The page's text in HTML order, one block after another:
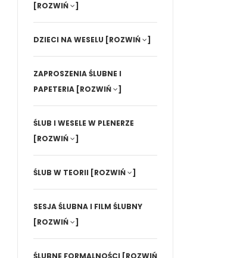
[ROZWIŃ
]
DZIECI NA WESELU [ROZWIŃ ]
ZAPROSZENIA ŚLUBNE I
PAPETERIA [ROZWIŃ ]
ŚLUB I WESELE W PLENERZE
[ROZWIŃ
]
ŚLUB W TEORII [ROZWIŃ ]
SESJA ŚLUBNA I FILM ŚLUBNY
[ROZWIŃ
]
ŚLUBNE FORMALNOŚCI [ROZWIŃ